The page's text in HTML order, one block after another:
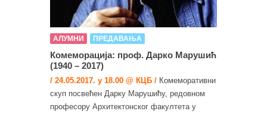
АЛУМНИ ПРЕДАВАЊА
Комеморација: проф. Даркo Марушић
(1940 – 2017)
/ 24.05.2017. у 18.00 @ КЦБ / Комеморативни
скуп посвећен Дарку Марушићу, редовном
професору Архитектонског факултета у